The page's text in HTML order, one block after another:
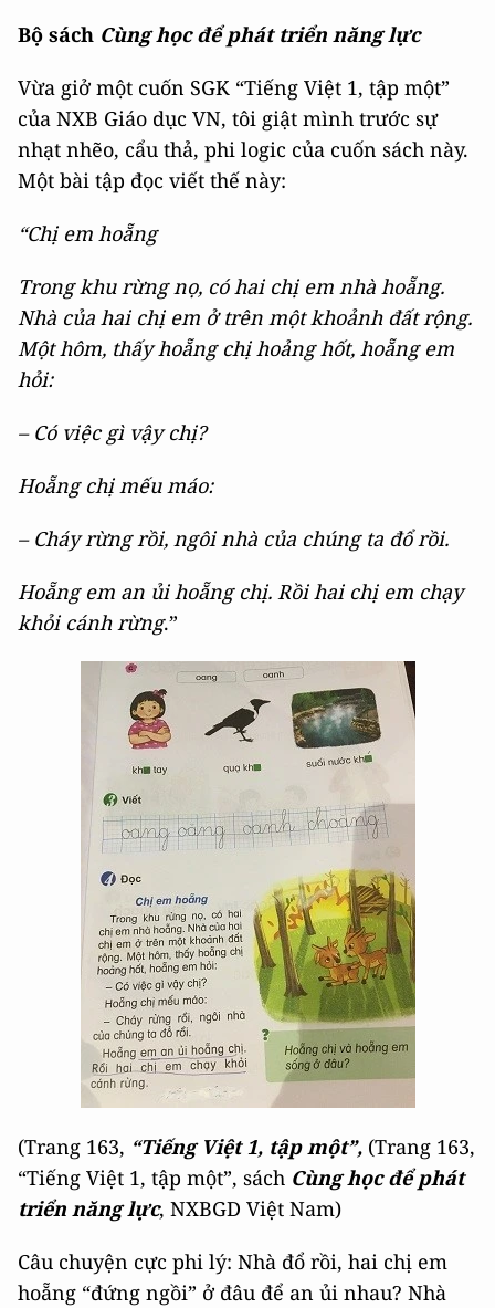
Bộ sách Cùng học để phát triển năng lực
Vừa giở một cuốn SGK “Tiếng Việt 1, tập một”
của NXB Giáo dục VN, tôi giật mình trước sự
nhạt nhẽo, cẩu thả, phi logic của cuốn sách này.
Một bài tập đọc viết thế này:
“Chị em hoẵng
Trong khu rừng nọ, có hai chị em nhà hoẵng.
Nhà của hai chị em ở trên một khoảnh đất rộng.
Một hôm, thấy hoẵng chị hoảng hốt, hoẵng em
hỏi:
– Có việc gì vậy chị?
Hoẵng chị mếu máo:
– Cháy rừng rồi, ngôi nhà của chúng ta đổ rồi.
Hoẵng em an ủi hoẵng chị. Rồi hai chị em chạy
khỏi cánh rừng.”
(Trang 163, “Tiếng Việt 1, tập một”, (Trang 163,
“Tiếng Việt 1, tập một”, sách Cùng học để phát
triển năng lực, NXBGD Việt Nam)
Câu chuyện cực phi lý: Nhà đổ rồi, hai chị em
hoẵng “đứng ngồi” ở đâu để an ủi nhau? Nhà